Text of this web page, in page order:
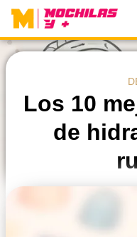
Skip
content
Los 10
de